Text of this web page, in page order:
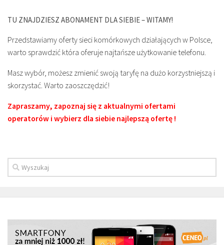
TU ZNAJDZIESZ ABONAMENT DLA SIEBIE – WITAMY!
Przedstawiamy oferty sieci komórkowych działających w Polsce,
warto sprawdzić która oferuje najtańsze użytkowanie telefonu.
Masz wybór, możesz zmienić swoją taryfę na dużo korzystniejszą i
skorzystać. Warto zaoszczędzić!
Zapraszamy, zapoznaj się z aktualnymi ofertami
operatorów i wybierz dla siebie najlepszą ofertę !